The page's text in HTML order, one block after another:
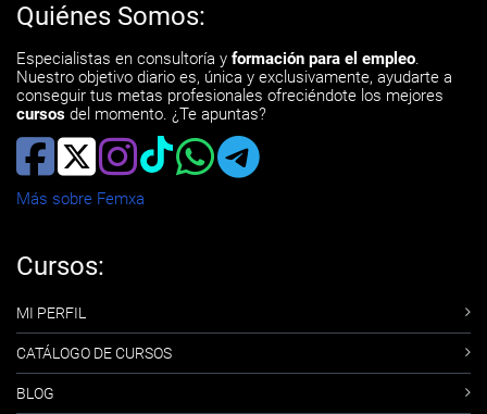
Quiénes Somos:
Especialistas en consultoría y formación para el empleo.
Nuestro objetivo diario es, única y exclusivamente, ayudarte a
conseguir tus metas profesionales ofreciéndote los mejores
cursos del momento. ¿Te apuntas?
Más sobre Femxa
Cursos:
MI PERFIL
CATÁLOGO DE CURSOS
BLOG